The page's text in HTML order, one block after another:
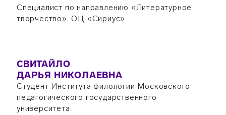
Специалист по направлению «Литературное
творчество», ОЦ «Сириус»
СВИТАЙЛО
ДАРЬЯ НИКОЛАЕВНА
Студент Института филологии Московского
педагогического государственного
университета